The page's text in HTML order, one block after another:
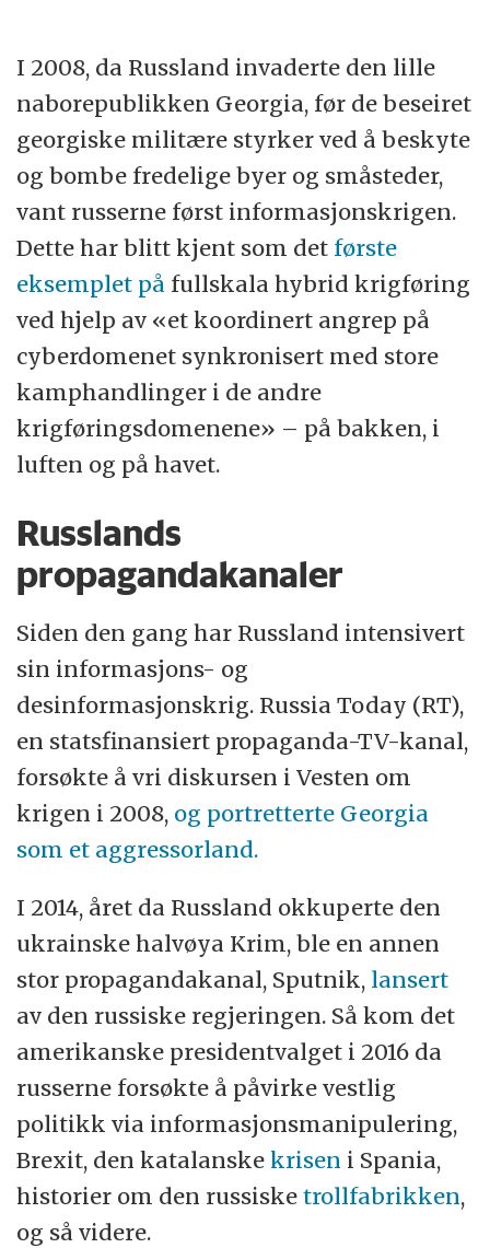
I 2008, da Russland invaderte den lille
naborepublikken Georgia, før de beseiret
georgiske militære styrker ved å beskyte
og bombe fredelige byer og småsteder,
vant russerne først informasjonskrigen.
Dette har blitt kjent som det første
eksemplet på fullskala hybrid krigføring
ved hjelp av «et koordinert angrep på
cyberdomenet synkronisert med store
kamphandlinger i de andre
krigføringsdomenene» – på bakken, i
luften og på havet.
Russlands
propagandakanaler
Siden den gang har Russland intensivert
sin informasjons- og
desinformasjonskrig. Russia Today (RT),
en statsfinansiert propaganda-TV-kanal,
forsøkte å vri diskursen i Vesten om
krigen i 2008, og portretterte Georgia
som et aggressorland.
I 2014, året da Russland okkuperte den
ukrainske halvøya Krim, ble en annen
stor propagandakanal, Sputnik, lansert
av den russiske regjeringen. Så kom det
amerikanske presidentvalget i 2016 da
russerne forsøkte å påvirke vestlig
politikk via informasjonsmanipulering,
Brexit, den katalanskekrisen i Spania,
historier om den russisketrollfabrikken,
og så videre.